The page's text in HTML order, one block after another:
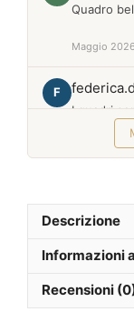
Quadro
Maggio 2026
F
I quadri
Febbraio
Descrizione
Informazioni
Recensioni